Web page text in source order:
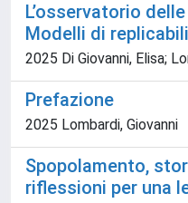
L’osservatorio
Modelli di
2025 Di Giovanni, Elisa;
Prefazione
2025 Lombardi, Giovanni
Spopolamento,
riflessioni per una